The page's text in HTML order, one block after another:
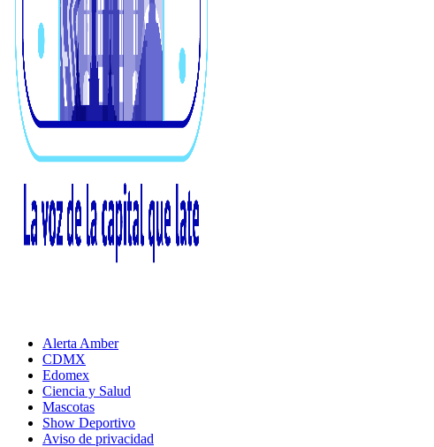
Alerta Amber
CDMX
Edomex
Ciencia y Salud
Mascotas
Show Deportivo
Aviso de privacidad